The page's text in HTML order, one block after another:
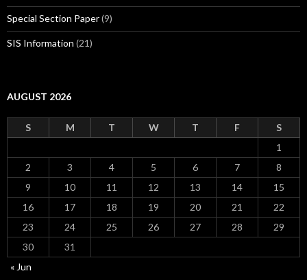
Special Section Paper(9)
SIS Information (21)
AUGUST 2026
S M T W T F
S
1
2
3 4 5 6 7
8
9
10 11 12 13 14
15
16
17 18 19 20 21
22
23
24 25 26 27 28
29
30
31
« Jun